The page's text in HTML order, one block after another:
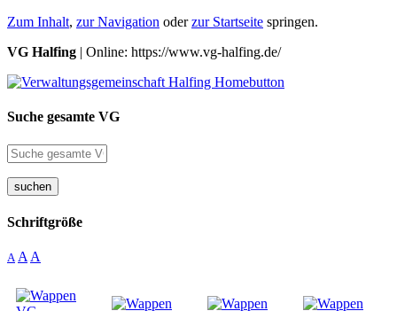
Zum Inhalt, zur Navigation oderzur Startseite springen.
VG Halfing | Online: https://www.vg-halfing.de/
Suche gesamte VG
suchen
Schriftgröße
A A A